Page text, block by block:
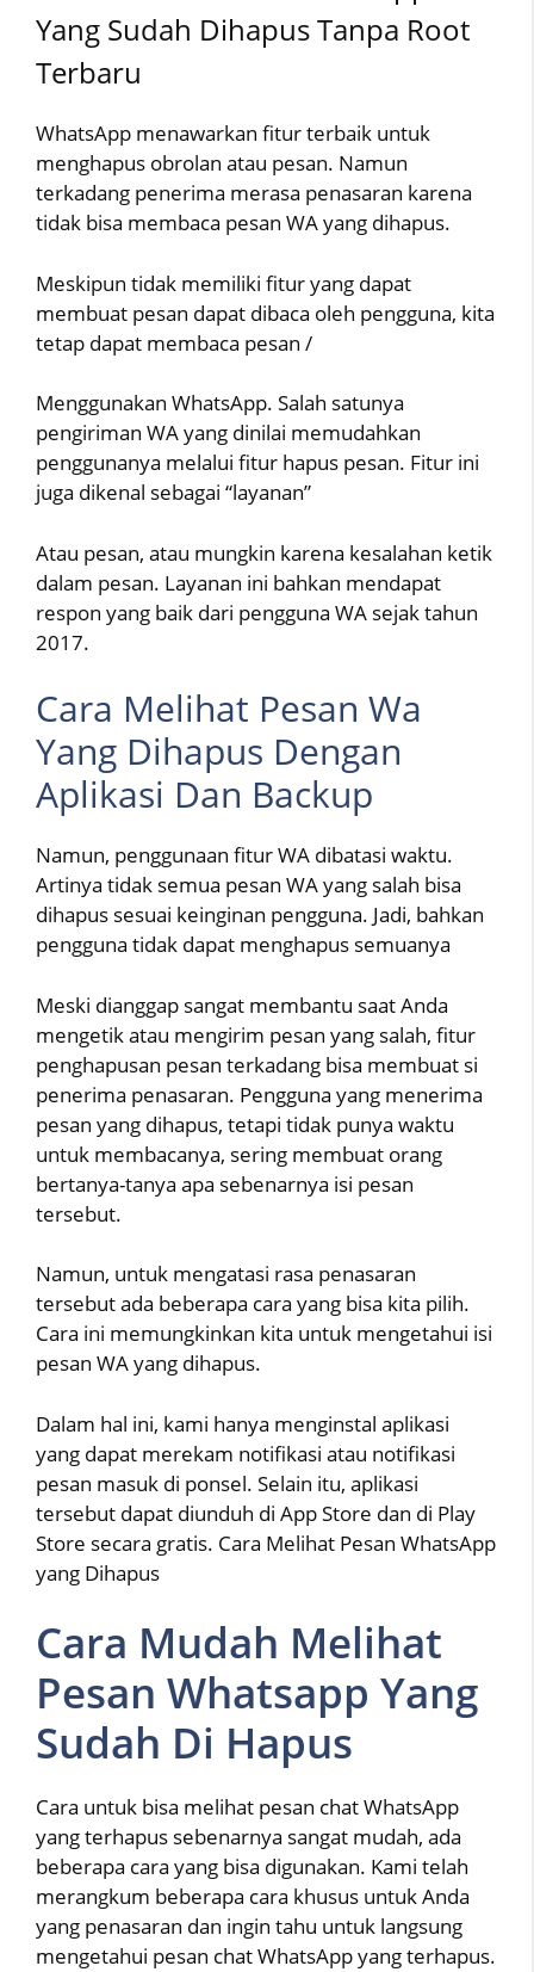
Yang Sudah Dihapus Tanpa Root
Terbaru
WhatsApp menawarkan fitur terbaik untuk
menghapus obrolan atau pesan. Namun
terkadang penerima merasa penasaran karena
tidak bisa membaca pesan WA yang dihapus.
Meskipun tidak memiliki fitur yang dapat
membuat pesan dapat dibaca oleh pengguna, kita
tetap dapat membaca pesan /
Menggunakan WhatsApp. Salah satunya
pengiriman WA yang dinilai memudahkan
penggunanya melalui fitur hapus pesan. Fitur ini
juga dikenal sebagai “layanan”
Atau pesan, atau mungkin karena kesalahan ketik
dalam pesan. Layanan ini bahkan mendapat
respon yang baik dari pengguna WA sejak tahun
2017.
Cara Melihat Pesan Wa
Yang Dihapus Dengan
Aplikasi Dan Backup
Namun, penggunaan fitur WA dibatasi waktu.
Artinya tidak semua pesan WA yang salah bisa
dihapus sesuai keinginan pengguna. Jadi, bahkan
pengguna tidak dapat menghapus semuanya
Meski dianggap sangat membantu saat Anda
mengetik atau mengirim pesan yang salah, fitur
penghapusan pesan terkadang bisa membuat si
penerima penasaran. Pengguna yang menerima
pesan yang dihapus, tetapi tidak punya waktu
untuk membacanya, sering membuat orang
bertanya-tanya apa sebenarnya isi pesan
tersebut.
Namun, untuk mengatasi rasa penasaran
tersebut ada beberapa cara yang bisa kita pilih.
Cara ini memungkinkan kita untuk mengetahui isi
pesan WA yang dihapus.
Dalam hal ini, kami hanya menginstal aplikasi
yang dapat merekam notifikasi atau notifikasi
pesan masuk di ponsel. Selain itu, aplikasi
tersebut dapat diunduh di App Store dan di Play
Store secara gratis. Cara Melihat Pesan WhatsApp
yang Dihapus
Cara Mudah Melihat
Pesan Whatsapp Yang
Sudah Di Hapus
Cara untuk bisa melihat pesan chat WhatsApp
yang terhapus sebenarnya sangat mudah, ada
beberapa cara yang bisa digunakan. Kami telah
merangkum beberapa cara khusus untuk Anda
yang penasaran dan ingin tahu untuk langsung
mengetahui pesan chat WhatsApp yang terhapus.